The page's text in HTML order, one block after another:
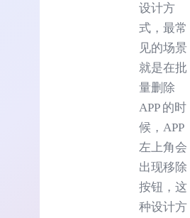
设计方
式，最常
见的场景
就是在批
量删除
APP 的时
候，APP
左上角会
出现移除
按钮，这
种设计方